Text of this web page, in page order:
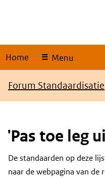
Home Menu
Kruimelpad
Forum Standaardisatie
'Pas toe leg
Content
De standaarden op deze
naar de webpagina van